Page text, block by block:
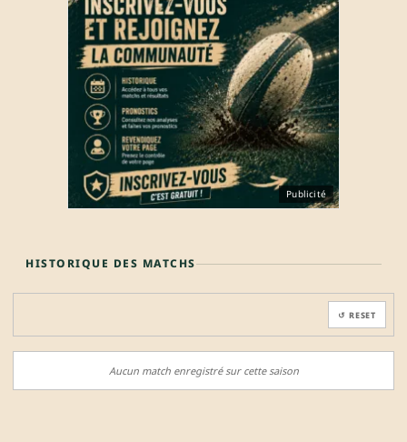
Publicité
HISTORIQUE DES MATCHS
↺ RESET
Aucun match enregistré sur cette saison